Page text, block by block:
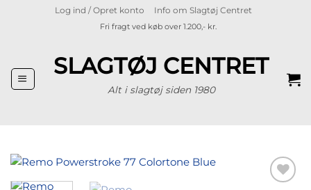
Log ind / Opret konto Info om Slagtøj Centret
Fri fragt ved køb over 1.200,- kr.
SLAGTØJ CENTRET
Alt i slagtøj siden 1980